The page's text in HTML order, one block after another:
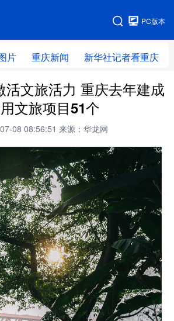
PC版本
片 重庆新闻 新华社记者看重庆
网站地图
活文旅活力 重庆去年建成
文旅项目51个
08 08:56:51 来源：华龙网